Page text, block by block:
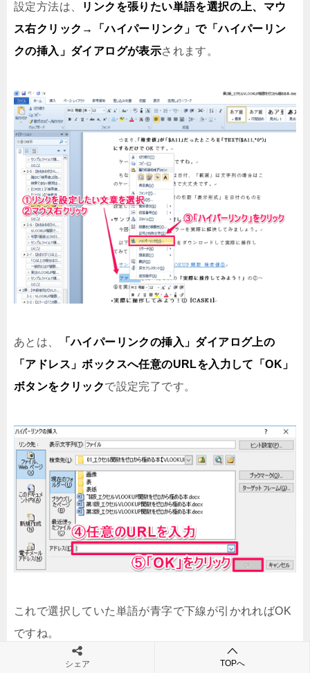
設定方法は、
リンクを張りたい単語を選択の上、マウ
ス右クリック→「ハイパーリンク」で「ハイパーリン
クの挿入」ダイアログが表示されます。
あとは、
「ハイパーリンクの挿入」ダイアログ上の
「アドレス」ボックスへ任意のURLを入力して「OK」
ボタンをクリックで設定完了です。
これで選択していた単語が青字で下線が引かれればOK
ですね。
シェア TOPへ